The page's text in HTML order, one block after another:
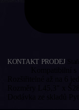
KONTAKT PRODEJ
Kompatibilní s E-
Rozšiřitelné až na 6
Dodávka ze skladů